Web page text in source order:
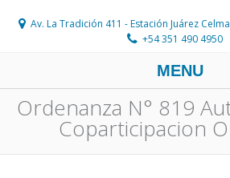
Av. La Tradición 411 - Estación Juárez
+54 351 490 4950
MENU
Ordenanza N° 819
Coparticipacion